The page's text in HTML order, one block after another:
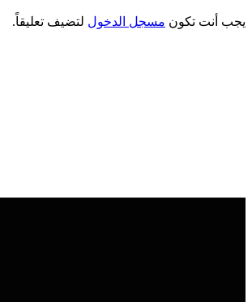
يجب أنت تكون مسجل الدخول لتضيف تعليقاً.